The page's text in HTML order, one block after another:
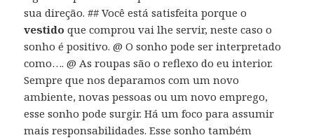
sua direção. ## Você está satisfeita porque o
vestido que comprou vai lhe servir, neste caso o
sonho é positivo. @ O sonho pode ser interpretado
como…. @ As roupas são o reflexo do eu interior.
Sempre que nos deparamos com um novo
ambiente, novas pessoas ou um novo emprego,
esse sonho pode surgir. Há um foco para assumir
mais responsabilidades. Esse sonho também